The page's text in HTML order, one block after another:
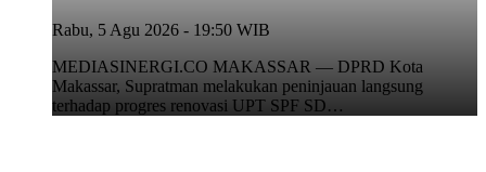
Rabu, 5 Agu 2026 - 19:50 WIB
MEDIASINERGI.CO MAKASSAR — DPRD Kota
Makassar, Supratman melakukan peninjauan langsung
terhadap progres renovasi UPT SPF SD…